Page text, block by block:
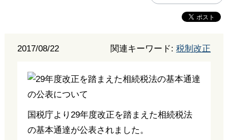
2017/08/22 関連キーワード:税制改正
国税庁より29年度改正を踏まえた相続税法
の基本通達が公表されました。